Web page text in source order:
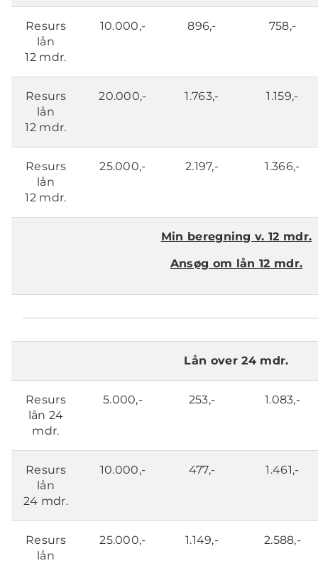
Resurs
lån
12 mdr.
10.000,- 896,- 758,-
Resurs
lån
12 mdr.
20.000,- 1.763,- 1.159,-
Resurs
lån
12 mdr.
25.000,- 2.197,- 1.366,-
Min beregning v. 12 mdr.
Ansøg om lån 12 mdr.
Lån over 24 mdr.
Resurs
lån 24
mdr.
5.000,- 253,- 1.083,-
Resurs
lån
24 mdr.
10.000,- 477,- 1.461,-
Resurs
lån
25.000,- 1.149,- 2.588,-